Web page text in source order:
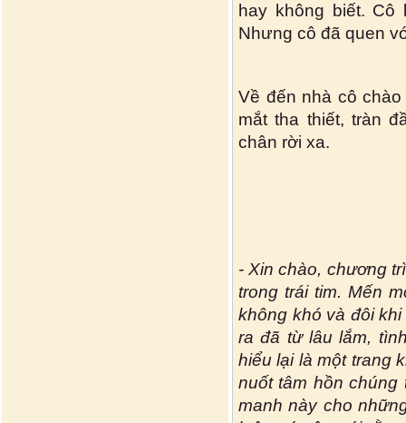
hay không biết.
Nhưng cô đã quen
Về đến nhà cô
mắt tha thiết, tràn
chân rời xa.
- Xin chào, chương
trong trái tim. Mến
không khó và đôi
ra đã từ lâu lắm,
hiểu lại là một trang
nuốt tâm hồn chúng
manh này cho